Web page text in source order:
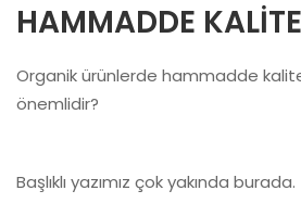
HAMMADDE
Organik ürünlerde hammadde
önemlidir?
Başlıklı yazımız çok yakında burada.